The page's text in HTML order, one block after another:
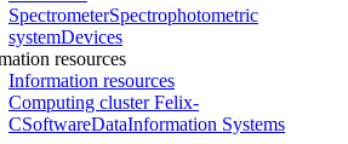
SpectrometerSpectrophotometric
systemDevices
resources
Information resources
Computing cluster Felix-
CSoftwareDataInformation Systems